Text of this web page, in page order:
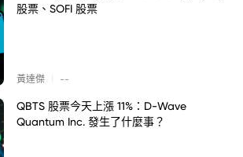
股票、SOFI 股票
黃達傑 --
QBTS 股票今天上漲 11%：D-Wave
Quantum Inc. 發生了什麼事？